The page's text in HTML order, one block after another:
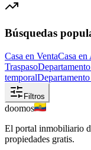
Búsquedas
Casa en VentaCasa
Traspaso
temporal
Filtros
doomos
El portal inmobiliario
propiedades gratis.